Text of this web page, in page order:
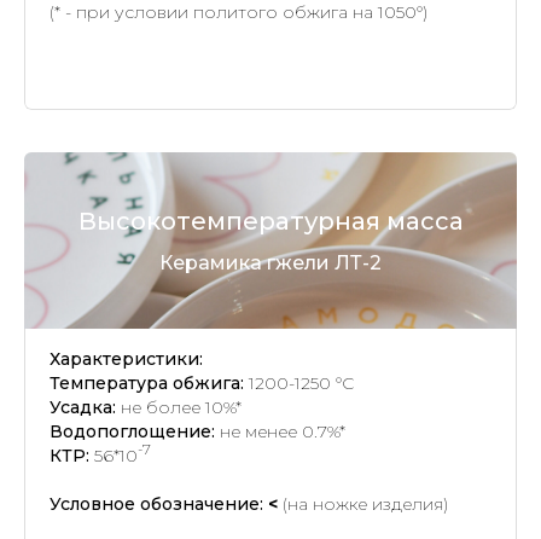
(* - при условии политого обжига на 1050°)
Высокотемпературная масса
Керамика гжели ЛТ-2
Характеристики:
Температура обжига: 1200-1250 °C
Усадка: не более 10%*
Водопоглощение: не менее 0.7%*
КТР: 56*10-7
Условное обозначение: < (на ножке изделия)